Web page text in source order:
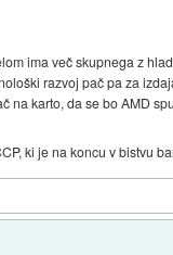
ima več skupnega z
razvoj pač pa za
na karto, da se bo AMD
ki je na koncu v bistvu